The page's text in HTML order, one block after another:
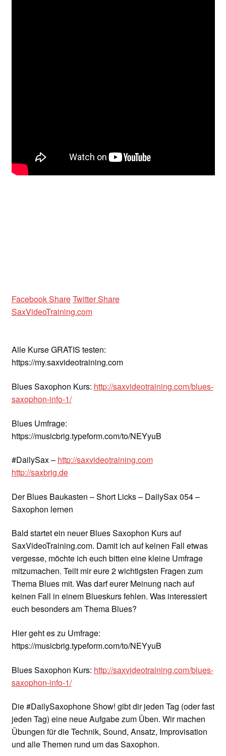
Facebook ShareTwitter Share
SaxVideoTraining.com
Alle Kurse GRATIS testen:
https://my.saxvideotraining.com
Blues Saxophon Kurs: http://saxvideotraining.com/blues-
saxophon-info-1/
Blues Umfrage:
https://musicbrig.typeform.com/to/NEYyuB
#DailySax – http://saxvideotraining.com
http://saxbrig.de
Der Blues Baukasten – Short Licks – DailySax 054 –
Saxophon lernen
Bald startet ein neuer Blues Saxophon Kurs auf
SaxVideoTraining.com. Damit ich auf keinen Fall etwas
vergesse, möchte ich euch bitten eine kleine Umfrage
mitzumachen. Teilt mir eure 2 wichtigsten Fragen zum
Thema Blues mit. Was darf eurer Meinung nach auf
keinen Fall in einem Blueskurs fehlen. Was interessiert
euch besonders am Thema Blues?
Hier geht es zu Umfrage:
https://musicbrig.typeform.com/to/NEYyuB
Blues Saxophon Kurs: http://saxvideotraining.com/blues-
saxophon-info-1/
Die #DailySaxophone Show! gibt dir jeden Tag (oder fast
jeden Tag) eine neue Aufgabe zum Üben. Wir machen
Übungen für die Technik, Sound, Ansatz, Improvisation
und alle Themen rund um das Saxophon.